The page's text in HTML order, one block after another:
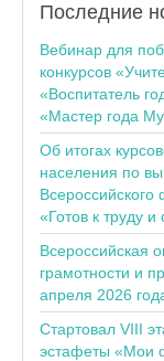
Последние
Вебинар для
конкурсов
«Воспитатель
«Мастер года
Об итогах
населения по
Всероссийского
«Готов к труду
Всероссийская
грамотности и
апреля 2026
Стартовал VIII
эстафеты «Мои